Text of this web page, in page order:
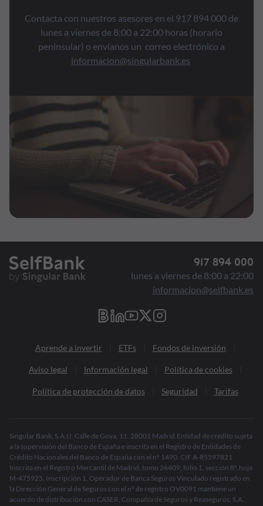
Contacta con nuestros asesores en el 917 894 000 de
lunes a viernes de 8:00 a 22:00 horas (horario
peninsular) o envíanos un correo electrónico a
informacion@singularbank.es
917 894 000
lunes a viernes de 8:00 a 22:00
informacion@selfbank.es
Aprende a invertir ETFs Fondos de inversión
Aviso legal Información legal Política de cookies
Política de protección de datos Seguridad Tarifas
Singular Bank, S.A.U. Calle de Goya, 11. 28001 Madrid.Entidad de crédito sujeta
a la supervisión del Banco de España e inscrita en el Registro de Entidades de
Crédito Nacionales del Banco de España con el nº 1490. CIF A-85597821
Inscrita en el Registro Mercantil de Madrid, tomo 26409, folio 1, sección 8ª, hoja
M-475925, Inscripción 1. Operador de Banca Seguros Vinculado registrado en
la Dirección General de Seguros con el nº de registro OV0091 mantiene un
acuerdo de distribución con CASER, Compañía de Seguros y Reaseguros, S.A.,